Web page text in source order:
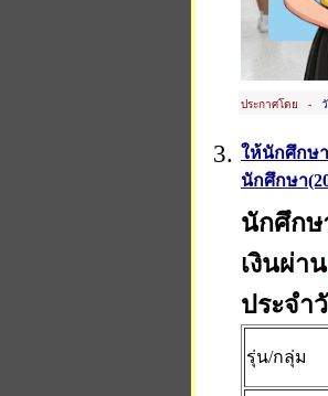
ประกาศโดย - วั
3. ให้นักศึกษ
นักศึกษา
นักศึกษ
เงินผ่าน
ประจำ
รุ่น/กลุ่ม